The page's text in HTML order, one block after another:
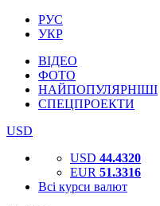
РУС
УКР
ВІДЕО
ФОТО
НАЙПОПУЛЯРНІШІ
СПЕЦПРОЕКТИ
USD
USD 44.4320
EUR 51.3316
Всі курси валют